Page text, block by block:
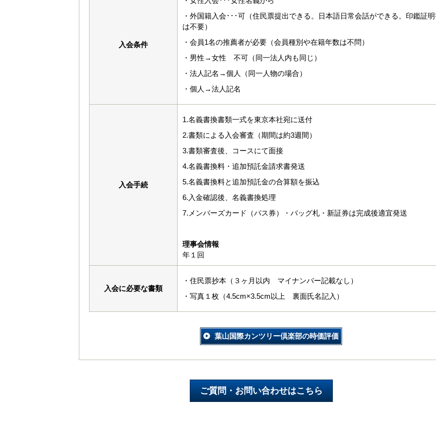
入会条件
・外国籍入会･･･可（住民票提出できる。日本語日常会話ができる。印鑑証
は不要）
・会員1名の推薦者が必要（会員種別や在籍年数は不問）
・男性→女性 不可（同一法人内も同じ）
・法人記名→個人（同一人物の場合）
・個人→法人記名
入会手続
1.名義書換書類一式を東京本社宛に送付
2.書類による入会審査（期間は約3週間）
3.書類審査後、コースにて面接
4.名義書換料・追加預託金請求書発送
5.名義書換料と追加預託金の合算額を振込
6.入金確認後、名義書換処理
7.メンバーズカード（パス券）・バッグ札・新証券は完成後適宜発送
理事会情報
年１回
入会に必要な書類
・住民票抄本（３ヶ月以内 マイナンバー記載なし）
・写真１枚（4.5cm×3.5cm以上 裏面氏名記入）
葉山国際カンツリー倶楽部の時価評価